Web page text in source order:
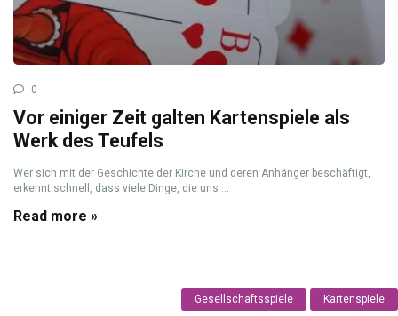
0
Vor einiger Zeit galten Kartenspiele als
Werk des Teufels
Wer sich mit der Geschichte der Kirche und deren Anhänger beschäftigt,
erkennt schnell, dass viele Dinge, die uns ...
Read more »
Gesellschaftsspiele Kartenspiele